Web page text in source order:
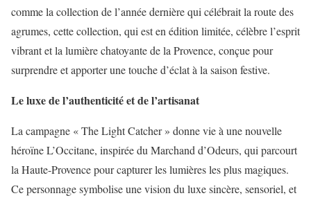
comme la collection de l’année dernière qui célébrait la route des
agrumes, cette collection, qui est en édition limitée, célèbre l’esprit
vibrant et la lumière chatoyante de la Provence, conçue pour
surprendre et apporter une touche d’éclat à la saison festive.
Le luxe de l’authenticité et de l’artisanat
La campagne « The Light Catcher » donne vie à une nouvelle
héroïne L’Occitane, inspirée du Marchand d’Odeurs, qui parcourt
la Haute-Provence pour capturer les lumières les plus magiques.
Ce personnage symbolise une vision du luxe sincère, sensoriel, et